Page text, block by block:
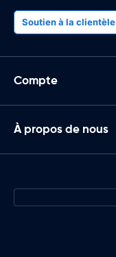
Soutien à la clientèle
Compte
À propos de nous